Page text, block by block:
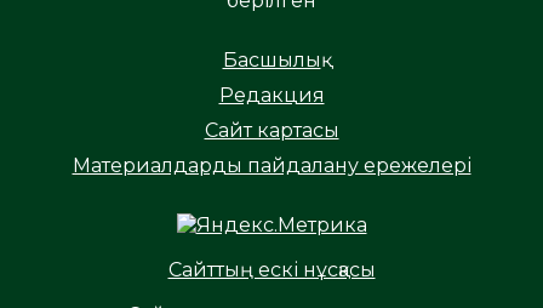
Басшылық
Редакция
Сайт картасы
Материалдарды пайдалану ережелері
Сайттың ескі нұсқасы